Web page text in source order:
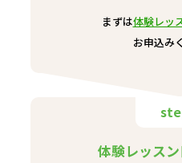
まずは体験レッ
お申込み
体験レッス